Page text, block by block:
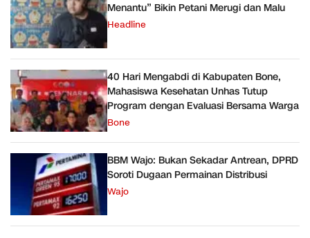
Menantu” Bikin Petani Merugi dan Malu
Headline
40 Hari Mengabdi di Kabupaten Bone,
Mahasiswa Kesehatan Unhas Tutup
Program dengan Evaluasi Bersama Warga
Bone
BBM Wajo: Bukan Sekadar Antrean, DPRD
Soroti Dugaan Permainan Distribusi
Wajo